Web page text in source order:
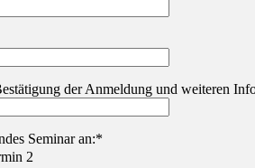
der Anmeldung und weiteren
Seminar an:*
2